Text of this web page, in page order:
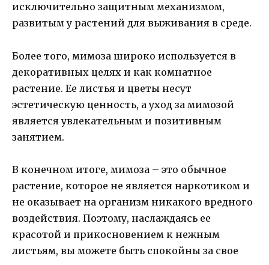
исключительно защитным механизмом,
развитым у растений для выживания в среде.
Более того, мимоза широко используется в
декоративных целях и как комнатное
растение. Ее листья и цветы несут
эстетическую ценность, а уход за мимозой
является увлекательным и позитивным
занятием.
В конечном итоге, мимоза – это обычное
растение, которое не является наркотиком и
не оказывает на организм никакого вредного
воздействия. Поэтому, наслаждаясь ее
красотой и прикосновением к нежным
листьям, вы можете быть спокойны за свое